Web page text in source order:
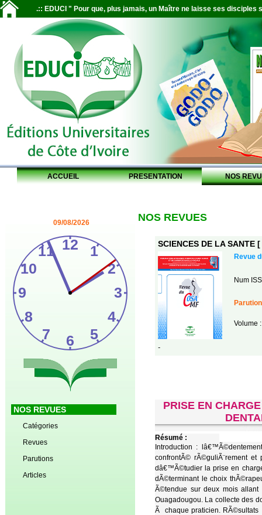
.:: EDUCI " Pour que, plus jamais, un Maître ne laisse ses disciples
ACCUEIL PRESENTATION NOS
09/08/2026
NOS REVUES
Catégories
Revues
Parutions
Articles
NOS REVUES
SCIENCES DE LA SANTE
Revue
Num
Volume
-
PRISE EN
Résumé :
Introduction :
confrontÃ© rÃ©guliÃ¨rement
dâ€™Ã©tudier la prise en
dÃ©terminant le choix
Ã©tendue sur deux mois
Ouagadougou. La collecte des
Ã chaque praticien.